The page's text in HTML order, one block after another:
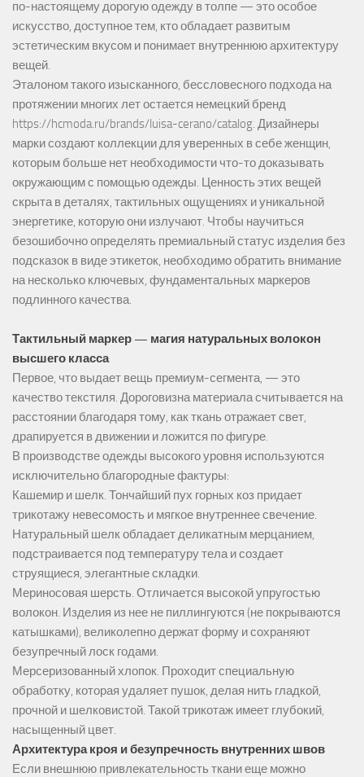
по-настоящему дорогую одежду в толпе — это особое
искусство, доступное тем, кто обладает развитым
эстетическим вкусом и понимает внутреннюю архитектуру
вещей.
Эталоном такого изысканного, бессловесного подхода на
протяжении многих лет остается немецкий бренд
https://hcmoda.ru/brands/luisa-cerano/catalog. Дизайнеры
марки создают коллекции для уверенных в себе женщин,
которым больше нет необходимости что-то доказывать
окружающим с помощью одежды. Ценность этих вещей
скрыта в деталях, тактильных ощущениях и уникальной
энергетике, которую они излучают. Чтобы научиться
безошибочно определять премиальный статус изделия без
подсказок в виде этикеток, необходимо обратить внимание
на несколько ключевых, фундаментальных маркеров
подлинного качества.
Тактильный маркер — магия натуральных волокон
высшего класса
Первое, что выдает вещь премиум-сегмента, — это
качество текстиля. Дороговизна материала считывается на
расстоянии благодаря тому, как ткань отражает свет,
драпируется в движении и ложится по фигуре.
В производстве одежды высокого уровня используются
исключительно благородные фактуры:
Кашемир и шелк. Тончайший пух горных коз придает
трикотажу невесомость и мягкое внутреннее свечение.
Натуральный шелк обладает деликатным мерцанием,
подстраивается под температуру тела и создает
струящиеся, элегантные складки.
Мериносовая шерсть. Отличается высокой упругостью
волокон. Изделия из нее не пиллингуются (не покрываются
катышками), великолепно держат форму и сохраняют
безупречный лоск годами.
Мерсеризованный хлопок. Проходит специальную
обработку, которая удаляет пушок, делая нить гладкой,
прочной и шелковистой. Такой трикотаж имеет глубокий,
насыщенный цвет.
Архитектура кроя и безупречность внутренних швов
Если внешнюю привлекательность ткани еще можно